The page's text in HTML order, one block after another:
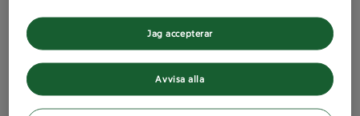
Avvisa alla
Jag accepterar